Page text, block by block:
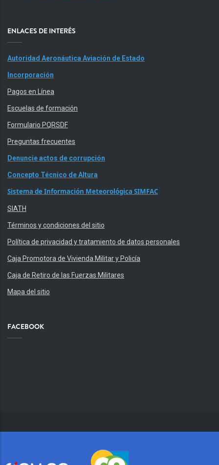
ENLACES DE INTERÉS
Autoridad Aeronáutica Aviación de Estado
Incorporación
Pagos en Línea
Escuelas de formación
Formulario PQRSDF
Preguntas frecuentes
Denuncie actos de corrupción
Concepto Técnico de Altura
Sistema de Información Meteorológica SIMFAC
SIATH
Términos y condiciones del sitio
Política de privacidad y tratamiento de datos personales
Caja Promotora de Vivienda Militar y Policía
Caja de Retiro de las Fuerzas Militares
Mapa del sitio
FACEBOOK